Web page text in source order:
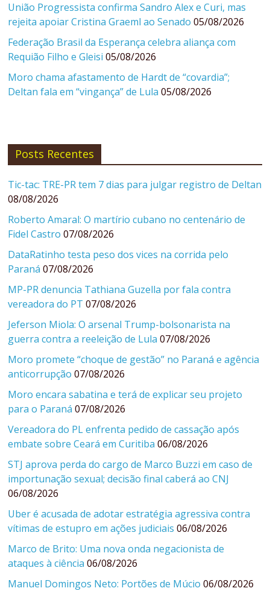
União Progressista confirma Sandro Alex e Curi, mas
rejeita apoiar Cristina Graeml ao Senado 05/08/2026
Federação Brasil da Esperança celebra aliança com
Requião Filho e Gleisi 05/08/2026
Moro chama afastamento de Hardt de “covardia”;
Deltan fala em “vingança” de Lula 05/08/2026
Posts Recentes
Tic-tac: TRE-PR tem 7 dias para julgar registro de Deltan
08/08/2026
Roberto Amaral: O martírio cubano no centenário de
Fidel Castro 07/08/2026
DataRatinho testa peso dos vices na corrida pelo
Paraná 07/08/2026
MP-PR denuncia Tathiana Guzella por fala contra
vereadora do PT 07/08/2026
Jeferson Miola: O arsenal Trump-bolsonarista na
guerra contra a reeleição de Lula 07/08/2026
Moro promete “choque de gestão” no Paraná e agência
anticorrupção 07/08/2026
Moro encara sabatina e terá de explicar seu projeto
para o Paraná 07/08/2026
Vereadora do PL enfrenta pedido de cassação após
embate sobre Ceará em Curitiba 06/08/2026
STJ aprova perda do cargo de Marco Buzzi em caso de
importunação sexual; decisão final caberá ao CNJ
06/08/2026
Uber é acusada de adotar estratégia agressiva contra
vítimas de estupro em ações judiciais 06/08/2026
Marco de Brito: Uma nova onda negacionista de
ataques à ciência 06/08/2026
Manuel Domingos Neto: Portões de Múcio 06/08/2026